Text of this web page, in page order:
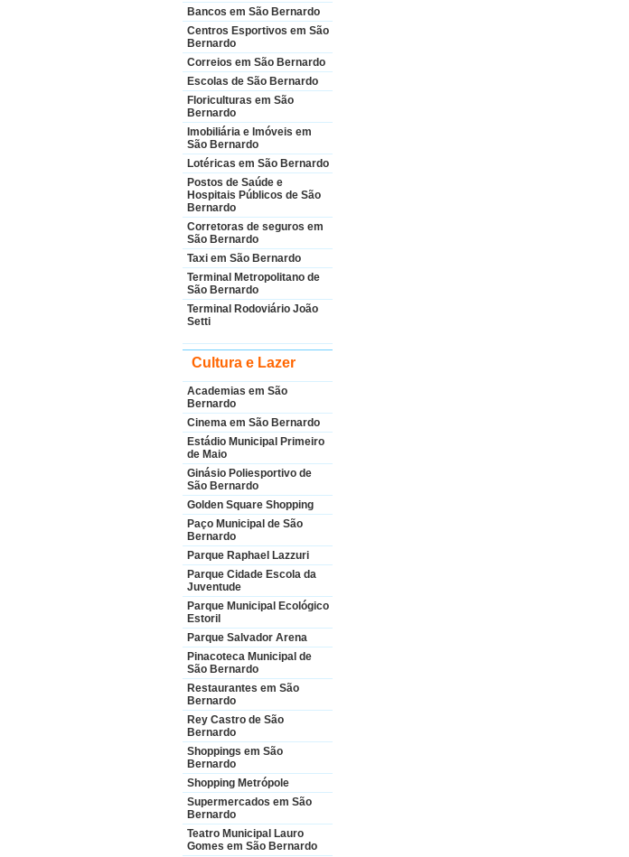
Bancos em São Bernardo
Centros Esportivos em São
Bernardo
Correios em São Bernardo
Escolas de São Bernardo
Floriculturas em São
Bernardo
Imobiliária e Imóveis em
São Bernardo
Lotéricas em São Bernardo
Postos de Saúde e
Hospitais Públicos de São
Bernardo
Corretoras de seguros em
São Bernardo
Taxi em São Bernardo
Terminal Metropolitano de
São Bernardo
Terminal Rodoviário João
Setti
Cultura e Lazer
Academias em São
Bernardo
Cinema em São Bernardo
Estádio Municipal Primeiro
de Maio
Ginásio Poliesportivo de
São Bernardo
Golden Square Shopping
Paço Municipal de São
Bernardo
Parque Raphael Lazzuri
Parque Cidade Escola da
Juventude
Parque Municipal Ecológico
Estoril
Parque Salvador Arena
Pinacoteca Municipal de
São Bernardo
Restaurantes em São
Bernardo
Rey Castro de São
Bernardo
Shoppings em São
Bernardo
Shopping Metrópole
Supermercados em São
Bernardo
Teatro Municipal Lauro
Gomes em São Bernardo